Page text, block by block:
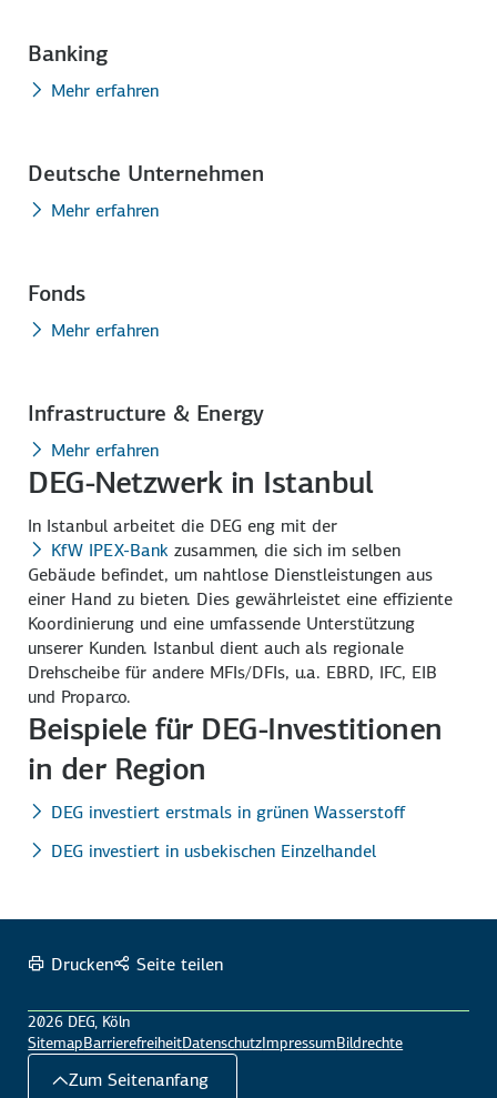
Banking
Mehr erfahren
Deutsche Unternehmen
Mehr erfahren
Fonds
Mehr erfahren
Infrastructure & Energy
Mehr erfahren
DEG-Netzwerk in Istanbul
In Istanbul arbeitet die DEG eng mit der
KfW IPEX-Bank zusammen, die sich im selben
Gebäude befindet, um nahtlose Dienstleistungen aus
einer Hand zu bieten. Dies gewährleistet eine effiziente
Koordinierung und eine umfassende Unterstützung
unserer Kunden. Istanbul dient auch als regionale
Drehscheibe für andere MFIs/DFIs, u.a. EBRD, IFC, EIB
und Proparco.
Beispiele für DEG-Investitionen
in der Region
DEG investiert erstmals in grünen Wasserstoff
DEG investiert in usbekischen Einzelhandel
Drucken Seite teilen
2026 DEG, Köln
SitemapBarrierefreiheitDatenschutzImpressumBildrechte
Zum Seitenanfang